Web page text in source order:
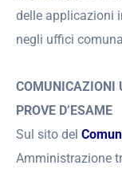
delle applicazioni
negli uffici
COMUNICAZIONI
PROVE D’ESAME
Sul sito del
Amministrazione